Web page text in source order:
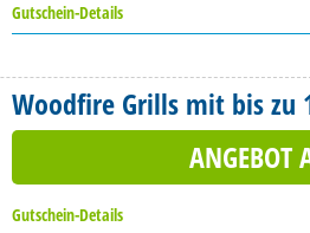
Gutschein-Details
Woodfire Grills mit bis zu
ANGEBOT
Gutschein-Details